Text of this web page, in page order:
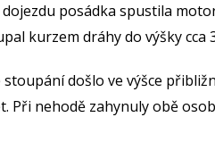
posádka spustila
kurzem dráhy do výšky cca
stoupání došlo ve výšce
Při nehodě zahynuly obě